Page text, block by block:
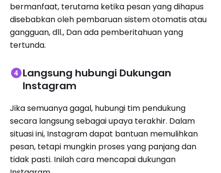
bermanfaat, terutama ketika pesan yang dihapus
disebabkan oleh pembaruan sistem otomatis atau
gangguan, dll., Dan ada pemberitahuan yang
tertunda.
Langsung hubungi Dukungan
Instagram
Jika semuanya gagal, hubungi tim pendukung
secara langsung sebagai upaya terakhir. Dalam
situasi ini, Instagram dapat bantuan memulihkan
pesan, tetapi mungkin proses yang panjang dan
tidak pasti. Inilah cara mencapai dukungan